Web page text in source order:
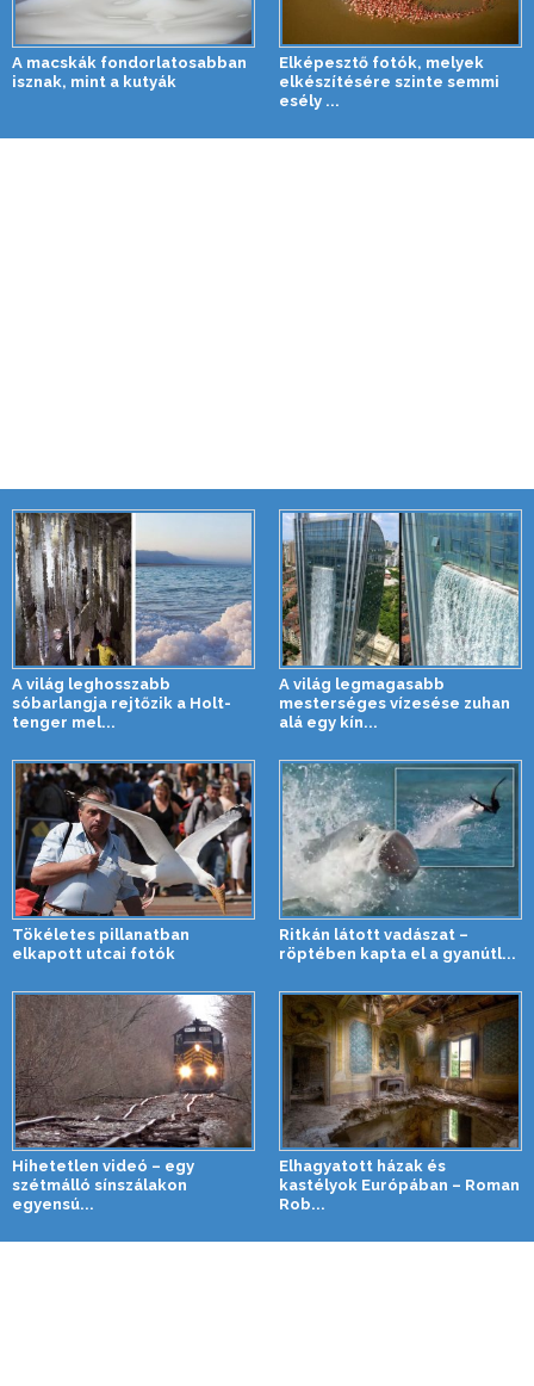
A macskák fondorlatosabban
isznak, mint a kutyák
Elképesztő fotók, melyek
elkészítésére szinte semmi
esély ...
A világ leghosszabb
sóbarlangja rejtőzik a Holt-
tenger mel...
A világ legmagasabb
mesterséges vízesése zuhan
alá egy kín...
Tökéletes pillanatban
elkapott utcai fotók
Ritkán látott vadászat –
röptében kapta el a gyanútl...
Hihetetlen videó – egy
szétmálló sínszálakon
egyensú...
Elhagyatott házak és
kastélyok Európában – Roman
Rob...